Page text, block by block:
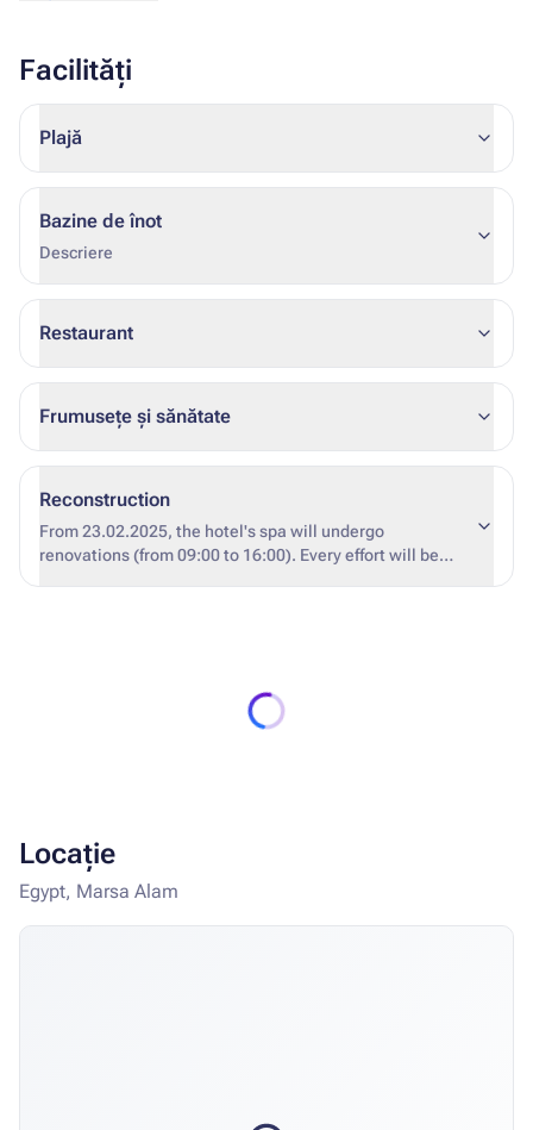
Facilități
Plajă
Bazine de înot
Descriere
Restaurant
Frumusețe și sănătate
Reconstruction
From 23.02.2025, the hotel's spa will undergo
renovations (from 09:00 to 16:00). Every effort will be
Locație
Egypt, Marsa Alam